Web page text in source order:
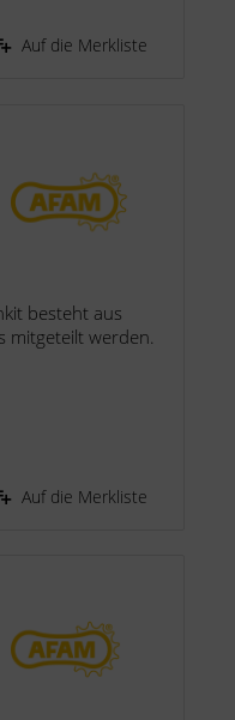
Auf die Merkliste
besteht aus
mitgeteilt werden.
Auf die Merkliste